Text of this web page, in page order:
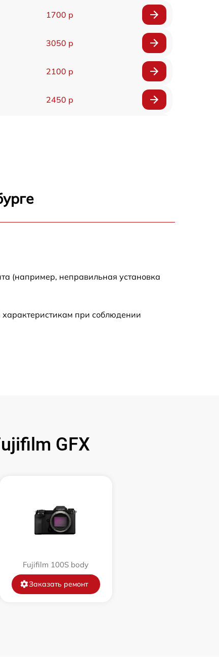
1700 р
3050 р
2100 р
2450 р
3500 р
2700 р
2900 р
(например, неправильная установка
при соблюдении
GFX
Fujifilm 100S body
Заказать ремонт